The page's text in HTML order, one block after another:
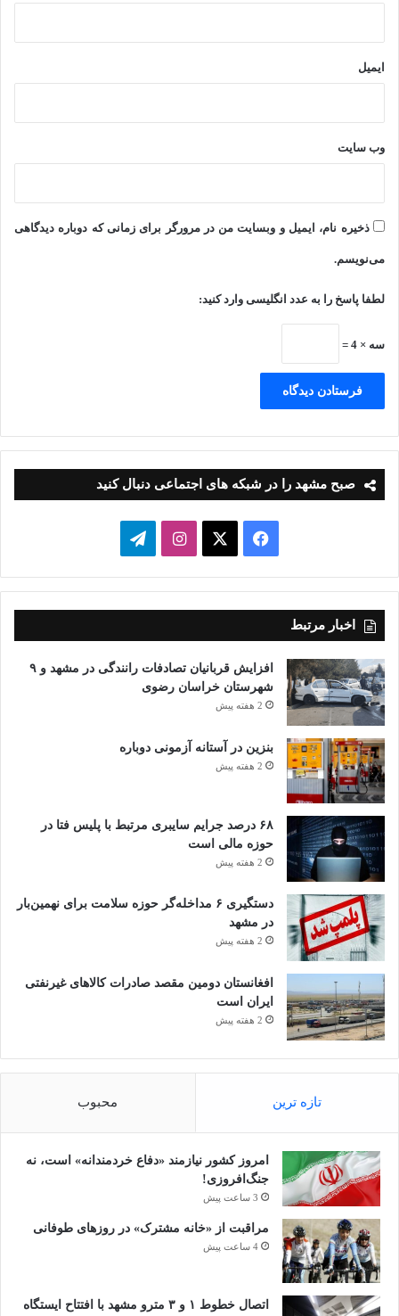
ایمیل
وب‌ سایت
ذخیره نام، ایمیل و وبسایت من در مرورگر برای زمانی که دوباره دیدگاهی
می‌نویسم.
لطفا پاسخ را به عدد انگلیسی وارد کنید:
سه × 4 =
صبح مشهد را در شبکه های اجتماعی دنبال کنید
فیسبوک ایکساینستاگرامتلگرام
اخبار مرتبط
افزایش قربانیان تصادفات رانندگی در مشهد و ۹
شهرستان خراسان رضوی
2 هفته پیش
بنزین در آستانه آزمونی دوباره
2 هفته پیش
۶۸ درصد جرایم سایبری مرتبط با پلیس فتا در
حوزه مالی است
2 هفته پیش
دستگیری ۶ مداخله‌گر حوزه سلامت برای نهمین‌بار
در مشهد
2 هفته پیش
افغانستان دومین مقصد صادرات کالاهای غیرنفتی
ایران است
2 هفته پیش
تازه ترین محبوب
امروز کشور نیازمند «دفاع خردمندانه» است، نه
جنگ‌افروزی!
3 ساعت پیش
مراقبت از «خانه مشترک» در روزهای طوفانی
4 ساعت پیش
اتصال خطوط ۱ و ۳ مترو مشهد با افتتاح ایستگاه